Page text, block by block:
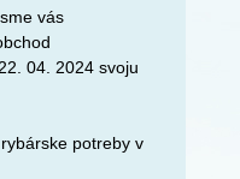
vás
04. 2024 svoju
potreby v